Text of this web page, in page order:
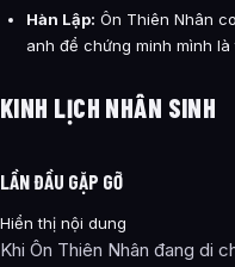
Hàn Lập: Ôn Thiên Nhân
anh để chứng minh mình
KINH LỊCH NHÂN SINH
LẦN ĐẦU GẶP GỠ
Hiển thị nội dung
Khi Ôn Thiên Nhân đang di